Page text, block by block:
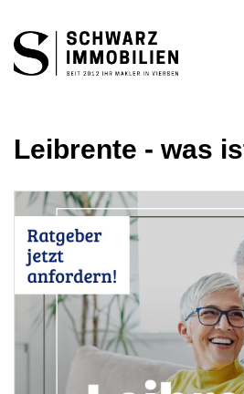
Leibrente - was